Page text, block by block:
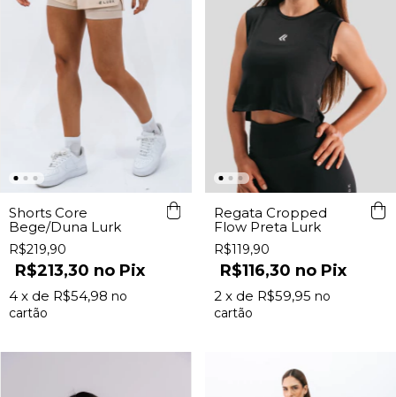
Shorts Core
Bege/Duna Lurk
R$219,90
R$213,30 Pix
4 x de R$54,98
Regata Cropped
Flow Preta Lurk
R$119,90
R$116,30 Pix
2 x de R$59,95